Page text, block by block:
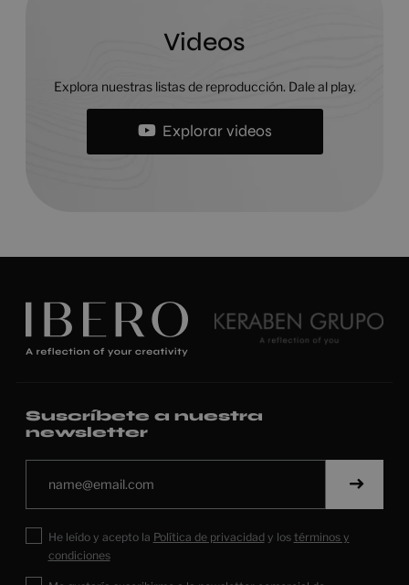
Videos
Explora nuestras listas de reproducción. Dale al play.
Explorar videos
Suscríbete a nuestra
newsletter
He leído y acepto la Política de privacidady los términos y
condiciones